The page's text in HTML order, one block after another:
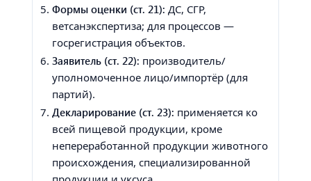
Формы оценки (ст. 21): ДС, СГР,
ветсанэкспертиза; для процессов —
госрегистрация объектов.
Заявитель (ст. 22): производитель/
уполномоченное лицо/импортёр (для
партий).
Декларирование (ст. 23): применяется ко
всей пищевой продукции, кроме
непереработанной продукции животного
происхождения, специализированной